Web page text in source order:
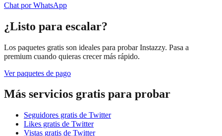
Chat por WhatsApp
¿Listo para escalar?
Los paquetes gratis son ideales para probar Instazzy. Pasa a
premium cuando quieras crecer más rápido.
Ver paquetes de pago
Más servicios gratis para probar
Seguidores gratis de Twitter
Likes gratis de Twitter
Vistas gratis de Twitter